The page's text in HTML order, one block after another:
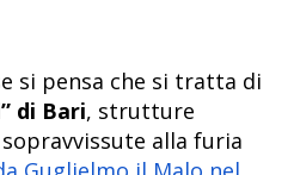
si pensa che si tratta di
di Bari, strutture
sopravvissute alla furia